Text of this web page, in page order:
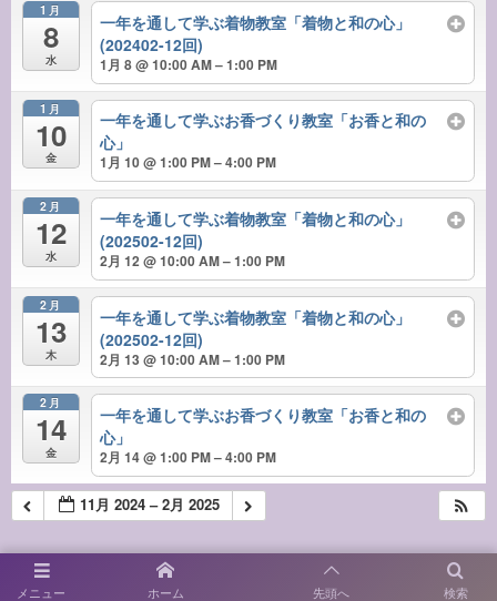
1月
8
水
一年を通して学ぶ着物教室「着物と和の心」
(202402-12回)
1月 8 @ 10:00 AM – 1:00 PM
1月
10
金
一年を通して学ぶお香づくり教室「お香と和の
心」
1月 10 @ 1:00 PM – 4:00 PM
2月
12
水
一年を通して学ぶ着物教室「着物と和の心」
(202502-12回)
2月 12 @ 10:00 AM – 1:00 PM
2月
13
木
一年を通して学ぶ着物教室「着物と和の心」
(202502-12回)
2月 13 @ 10:00 AM – 1:00 PM
2月
14
金
一年を通して学ぶお香づくり教室「お香と和の
心」
2月 14 @ 1:00 PM – 4:00 PM
11月 2024 – 2月 2025
メニュー 検索
ホーム 先頭へ